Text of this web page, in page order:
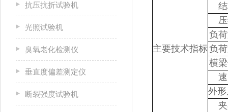
抗压抗折试验机
光照试验机
臭氧老化检测仪
垂直度偏差测定仪
断裂强度试验机
主要技术指标
负
负
横
外